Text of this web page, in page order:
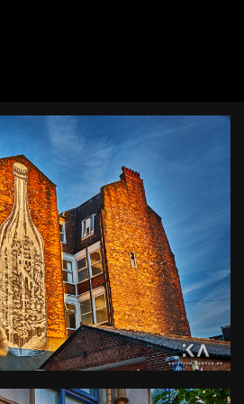
wall art
: f/9 |Brennweite: 24.3mm |
: 1/90s |ISO: ISO-200